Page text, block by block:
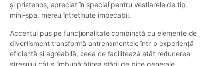
și prietenos, apreciat în special pentru vestiarele de tip
mini-spa, mereu întreținute impecabil.
Accentul pus pe funcționalitate combinată cu elemente de
divertisment transformă antrenamentele într-o experiență
eficientă și agreabilă, ceea ce facilitează atât reducerea
stresului cât și îmbunătățirea stării de bine generale.